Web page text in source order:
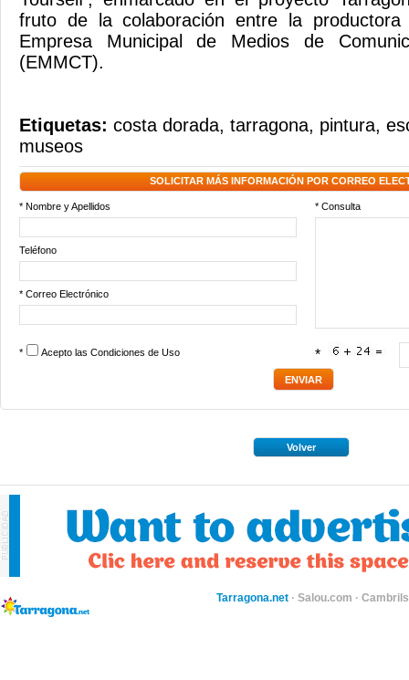
fruto de la colaboración entre la productora
Empresa Municipal de Medios de
(EMMCT).
Etiquetas: costa dorada, tarragona, pintura,
museos
SOLICITAR MÁS INFORMACIÓN POR CORREO
* Nombre y Apellidos * Consulta
Teléfono
* Correo Electrónico
* Acepto las Condiciones de Uso *
Volver
Tarragona.net · Salou.com ·